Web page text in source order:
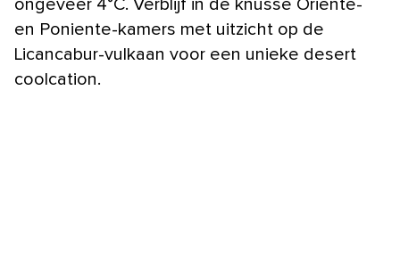
ongeveer 4°C. Verblijf in de knusse Oriente-
en Poniente-kamers met uitzicht op de
Licancabur-vulkaan voor een unieke desert
coolcation.